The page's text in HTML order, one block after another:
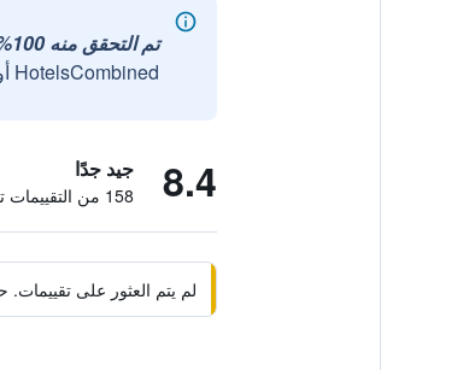
تم التحقق منه 100%
HotelsCombined أو مع شركائنا الخارجيين الموثوقين.
8.4 جيد جدًا
158 من التقييمات تم التحقق منها
لم يتم العثور على